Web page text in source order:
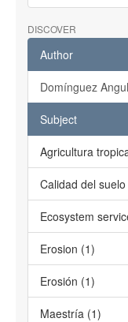
DISCOVER
Author
Domínguez
Subject
Agricultura
Calidad del
Ecosystem
Erosion (1)
Erosión (1)
Maestría (1)